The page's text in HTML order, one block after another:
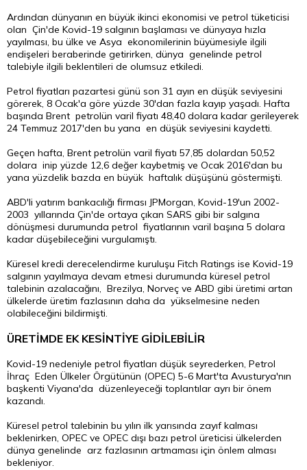
Ardından dünyanın en büyük ikinci ekonomisi ve petrol tüketicisi
olan Çin'de Kovid-19 salgının başlaması ve dünyaya hızla
yayılması, bu ülke ve Asya ekonomilerinin büyümesiyle ilgili
endişeleri beraberinde getirirken, dünya genelinde petrol
talebiyle ilgili beklentileri de olumsuz etkiledi.
Petrol fiyatları pazartesi günü son 31 ayın en düşük seviyesini
görerek, 8 Ocak'a göre yüzde 30'dan fazla kayıp yaşadı. Hafta
başında Brent petrolün varil fiyatı 48,40 dolara kadar gerileyerek
24 Temmuz 2017'den bu yana en düşük seviyesini kaydetti.
Geçen hafta, Brent petrolün varil fiyatı 57,85 dolardan 50,52
dolara inip yüzde 12,6 değer kaybetmiş ve Ocak 2016'dan bu
yana yüzdelik bazda en büyük haftalık düşüşünü göstermişti.
ABD'li yatırım bankacılığı firması JPMorgan, Kovid-19'un 2002-
2003 yıllarında Çin'de ortaya çıkan SARS gibi bir salgına
dönüşmesi durumunda petrol fiyatlarının varil başına 5 dolara
kadar düşebileceğini vurgulamıştı.
Küresel kredi derecelendirme kuruluşu Fitch Ratings ise Kovid-19
salgının yayılmaya devam etmesi durumunda küresel petrol
talebinin azalacağını, Brezilya, Norveç ve ABD gibi üretimi artan
ülkelerde üretim fazlasının daha da yükselmesine neden
olabileceğini bildirmişti.
ÜRETİMDE EK KESİNTİYE GİDİLEBİLİR
Kovid-19 nedeniyle petrol fiyatları düşük seyrederken, Petrol
İhraç Eden Ülkeler Örgütünün (OPEC) 5-6 Mart'ta Avusturya'nın
başkenti Viyana'da düzenleyeceği toplantılar ayrı bir önem
kazandı.
Küresel petrol talebinin bu yılın ilk yarısında zayıf kalması
beklenirken, OPEC ve OPEC dışı bazı petrol üreticisi ülkelerden
dünya genelinde arz fazlasının artmaması için önlem alması
bekleniyor.